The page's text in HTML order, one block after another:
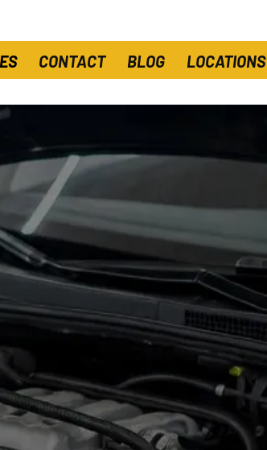
CONTACT BLOG LOCATIONS
in
- wij zijn een volledig
die uw wagen op
tot koelsysteem en